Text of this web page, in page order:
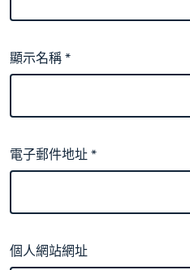
顯示名稱*
電子郵件地址*
個人網站網址